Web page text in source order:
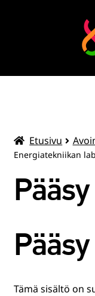
MOVEO
OPISKELIJOILLE
SUMMER SCHOOL
HENKILÖSTÖLLE
Etusivu
Energiatekniikan
Tämä sisältö on